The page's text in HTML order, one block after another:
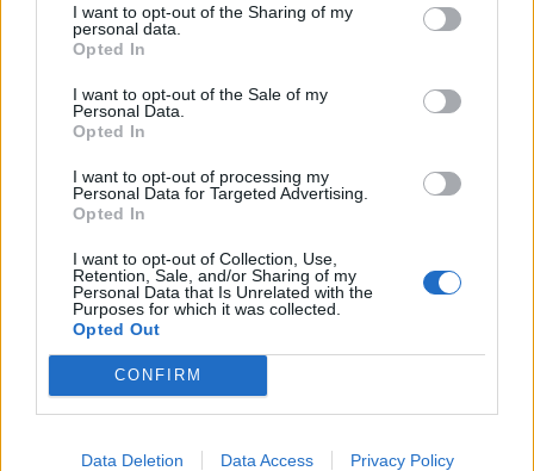
I want to opt-out of the Sharing of my
personal data.
Opted In
I want to opt-out of the Sale of my
Personal Data.
Opted In
I want to opt-out of processing my
Personal Data for Targeted Advertising.
Opted In
I want to opt-out of Collection, Use,
Retention, Sale, and/or Sharing of my
Personal Data that Is Unrelated with the
Purposes for which it was collected.
Opted Out
CONFIRM
Data Deletion Data Access Privacy Policy
недопускане на нова ядрена трагедия
07.08.2026 / 14:00